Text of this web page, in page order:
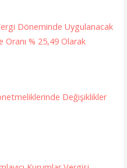
Döneminde Uygulanacak
Oranı % 25,49 Olarak
Değişiklikler